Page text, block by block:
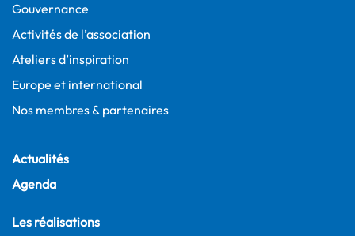
Gouvernance
Activités de l’association
Ateliers d’inspiration
Europe et international
Nos membres & partenaires
Actualités
Agenda
Les réalisations